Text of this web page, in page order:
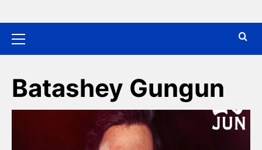
Batashey Gungun